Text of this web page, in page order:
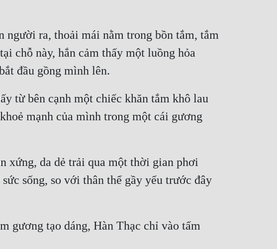
ra, thoải mái nằm trong bồn tắm, tắm
chỗ này, hắn cảm thấy một luồng hỏa
đầu gồng mình lên.
từ bên cạnh một chiếc khăn tắm khô lau
mạnh của mình trong một cái gương
xứng, da dẻ trải qua một thời gian phơi
sống, so với thân thể gầy yếu trước đây
gương tạo dáng, Hàn Thạc chỉ vào tấm